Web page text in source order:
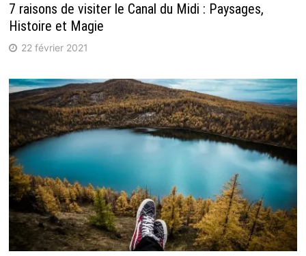
7 raisons de visiter le Canal du Midi : Paysages,
Histoire et Magie
22 février 2021